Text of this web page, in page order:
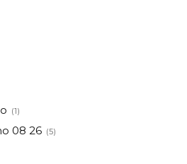
(1)
08 26 (5)